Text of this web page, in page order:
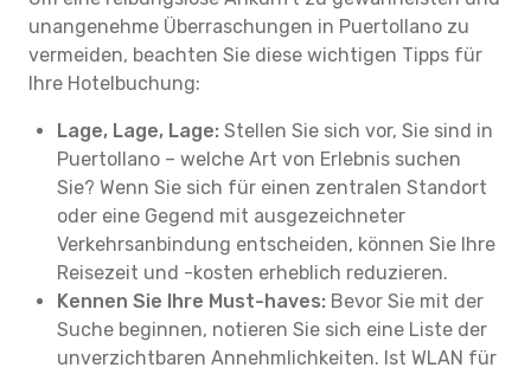
unangenehme Überraschungen in Puertollano zu
vermeiden, beachten Sie diese wichtigen Tipps für
Ihre Hotelbuchung:
Lage, Lage, Lage: Stellen Sie sich vor, Sie sind in
Puertollano – welche Art von Erlebnis suchen
Sie? Wenn Sie sich für einen zentralen Standort
oder eine Gegend mit ausgezeichneter
Verkehrsanbindung entscheiden, können Sie Ihre
Reisezeit und -kosten erheblich reduzieren.
Kennen Sie Ihre Must-haves: Bevor Sie mit der
Suche beginnen, notieren Sie sich eine Liste der
unverzichtbaren Annehmlichkeiten. Ist WLAN für